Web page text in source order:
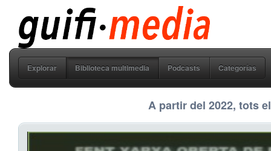
guifi media
Explorar Biblioteca multimedia Podcasts Categorías
A partir del 2022, tots